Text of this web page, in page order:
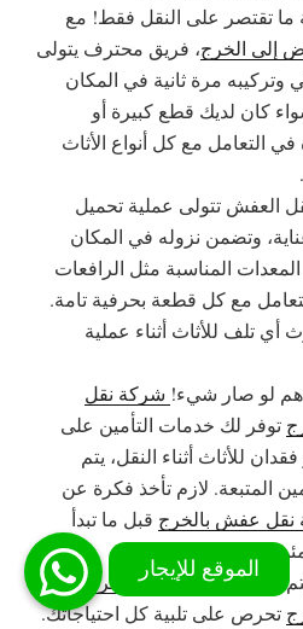
ما تقتصر على النقل فقط! مع
إلى الخرج، فريق محترف يتولى
وتركيبه مرة ثانية في المكان
كان لديك قطع كبيرة أو
التعامل مع كل أنواع الأثاث
العفش تتولى عملية تحميل
وتضمن نزوله في المكان
المناسبة مثل الرافعات
مع كل قطعة بحرفية تامة.
تلف للأثاث أثناء عملية
هم لو صار شيء! شركة نقل
توفر لك خدمات التأمين على
للأثاث أثناء النقل، يتم
المتبعة. لازم تأخذ فكرة عن
نقل عفش بالخرج قبل ما تبدأ
بكل صغيرة وكبيرة!
شركة نقل
تحرص على تلبية كل احتياجاتك.